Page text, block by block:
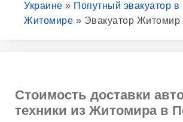
Украине » Попутный эвакуатор в
Житомире » Эвакуатор
Стоимость доставки
техники из Житомира в